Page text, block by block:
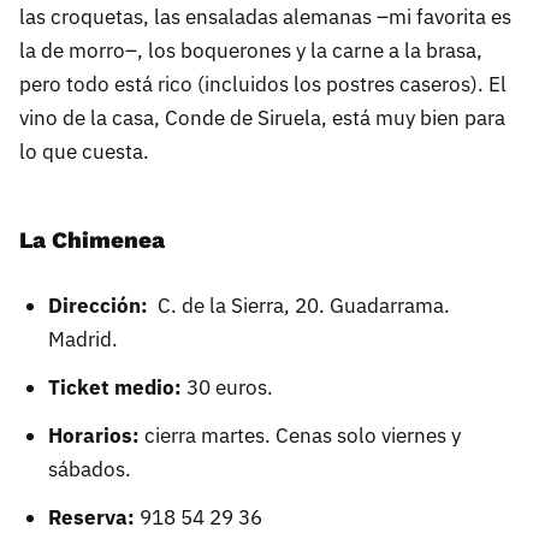
las croquetas, las ensaladas alemanas –mi favorita es
la de morro–, los boquerones y la carne a la brasa,
pero todo está rico (incluidos los postres caseros). El
vino de la casa, Conde de Siruela, está muy bien para
lo que cuesta.
La Chimenea
Dirección: C. de la Sierra, 20. Guadarrama.
Madrid.
Ticket medio: 30 euros.
Horarios: cierra martes. Cenas solo viernes y
sábados.
Reserva: 918 54 29 36